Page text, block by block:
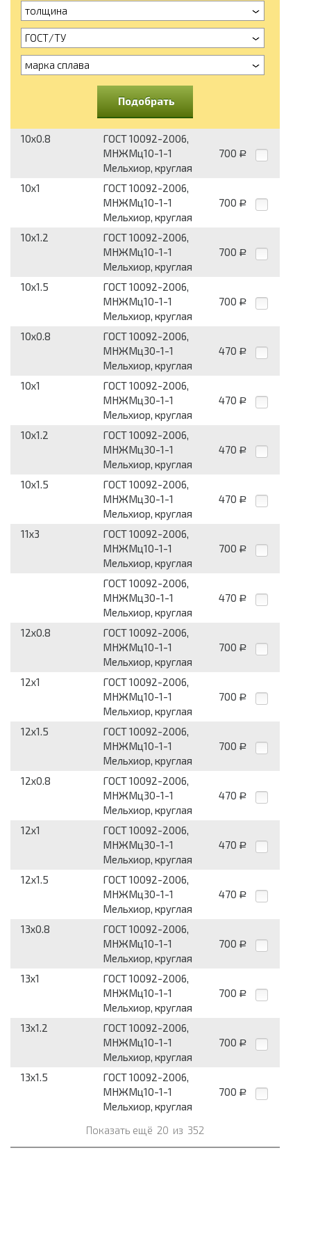
толщина
ГОСТ/ТУ
марка сплава
Подобрать
10x0.8
ГОСТ 10092-2006,
МНЖМц10-1-1
Мельхиор, круглая
700 Р
10x1
ГОСТ 10092-2006,
МНЖМц10-1-1
Мельхиор, круглая
700 Р
10x1.2
ГОСТ 10092-2006,
МНЖМц10-1-1
Мельхиор, круглая
700 Р
10x1.5
ГОСТ 10092-2006,
МНЖМц10-1-1
Мельхиор, круглая
700 Р
10x0.8
ГОСТ 10092-2006,
МНЖМц30-1-1
Мельхиор, круглая
470 Р
10x1
ГОСТ 10092-2006,
МНЖМц30-1-1
Мельхиор, круглая
470 Р
10x1.2
ГОСТ 10092-2006,
МНЖМц30-1-1
Мельхиор, круглая
470 Р
10x1.5
ГОСТ 10092-2006,
МНЖМц30-1-1
Мельхиор, круглая
470 Р
11x3
ГОСТ 10092-2006,
МНЖМц10-1-1
Мельхиор, круглая
700 Р
ГОСТ 10092-2006,
МНЖМц30-1-1
Мельхиор, круглая
470 Р
12x0.8
ГОСТ 10092-2006,
МНЖМц10-1-1
Мельхиор, круглая
700 Р
12x1
ГОСТ 10092-2006,
МНЖМц10-1-1
Мельхиор, круглая
700 Р
12x1.5
ГОСТ 10092-2006,
МНЖМц10-1-1
Мельхиор, круглая
700 Р
12x0.8
ГОСТ 10092-2006,
МНЖМц30-1-1
Мельхиор, круглая
470 Р
12x1
ГОСТ 10092-2006,
МНЖМц30-1-1
Мельхиор, круглая
470 Р
12x1.5
ГОСТ 10092-2006,
МНЖМц30-1-1
Мельхиор, круглая
470 Р
13x0.8
ГОСТ 10092-2006,
МНЖМц10-1-1
Мельхиор, круглая
700 Р
13x1
ГОСТ 10092-2006,
МНЖМц10-1-1
Мельхиор, круглая
700 Р
13x1.2
ГОСТ 10092-2006,
МНЖМц10-1-1
Мельхиор, круглая
700 Р
13x1.5
ГОСТ 10092-2006,
МНЖМц10-1-1
Мельхиор, круглая
700 Р
Показать ещё 20 из 352